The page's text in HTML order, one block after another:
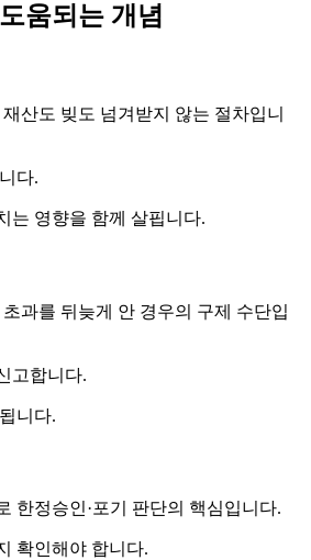
움되는 개념
산도 빚도 넘겨받지 않는 절차입니
다.
는 영향을 함께 살핍니다.
과를 뒤늦게 안 경우의 구제 수단입
고합니다.
니다.
한정승인·포기 판단의 핵심입니다.
확인해야 합니다.